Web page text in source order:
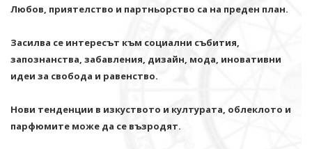
Любов, приятелство и партньорство са на преден план.
Засилва се интересът към социални събития,
запознанства, забавления, дизайн, мода, иновативни
идеи за свобода и равенство.
Нови тенденции в изкуството и културата, облеклото и
парфюмите може да се възродят.